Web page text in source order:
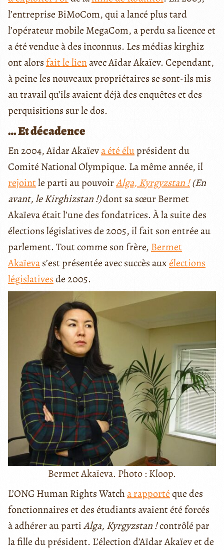
l’entreprise BiMoCom, qui a lancé plus tard
l’opérateur mobile MegaCom, a perdu sa licence et
a été vendue à des inconnus. Les médias kirghiz
ont alors fait le lienavec Aïdar Akaïev. Cependant,
à peine les nouveaux propriétaires se sont-ils mis
au travail qu’ils avaient déjà des enquêtes et des
perquisitions sur le dos.
… Et décadence
En 2004, Aïdar Akaïeva été éluprésident du
Comité National Olympique. La même année, il
rejointle parti au pouvoirAlga, Kyrgyzstan !(En
avant, le Kirghizstan !)dont sa sœur Bermet
Akaïeva était l’une des fondatrices. À la suite des
élections législatives de 2005, il fait son entrée au
parlement. Tout comme son frère, Bermet
Akaïevas’est présentée avec succès auxélections
législativesde 2005.
Bermet Akaïeva. Photo : Kloop.
L’ONG Human Rights Watcha rapportéque des
fonctionnaires et des étudiants avaient été forcés
à adhérer au partiAlga, Kyrgyzstan !contrôlé par
la fille du président. L’élection d’Aïdar Akaïev et de